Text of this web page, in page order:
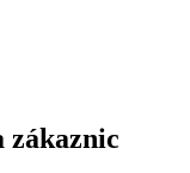
zákaznic